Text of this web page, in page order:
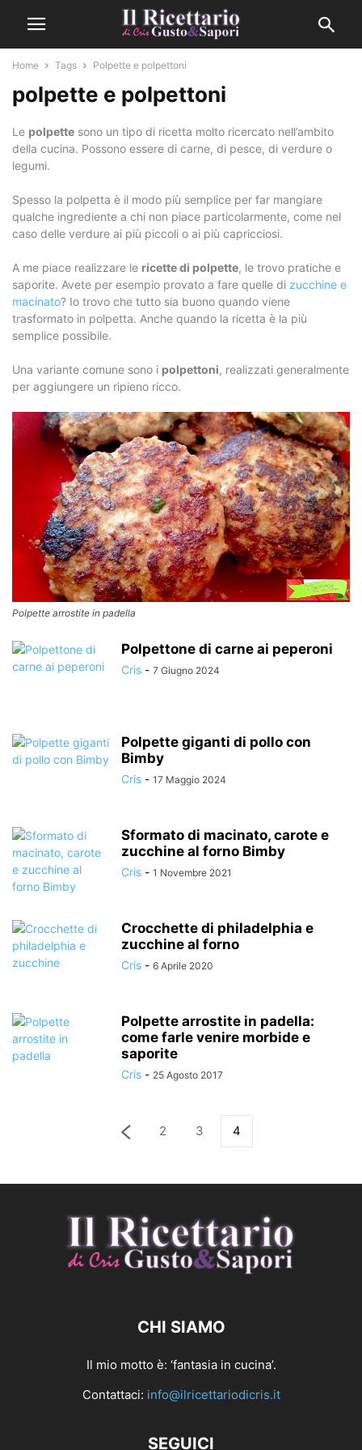
Home Tags Polpette e polpettoni
polpette e polpettoni
Le polpette sono un tipo di ricetta molto ricercato nell’ambito
della cucina. Possono essere di carne, di pesce, di verdure o
legumi.
Spesso la polpetta è il modo più semplice per far mangiare
qualche ingrediente a chi non piace particolarmente, come nel
caso delle verdure ai più piccoli o ai più capricciosi.
A me piace realizzare le ricette di polpette, le trovo pratiche e
saporite. Avete per esempio provato a fare quelle di zucchine e
macinato? Io trovo che tutto sia buono quando viene
trasformato in polpetta. Anche quando la ricetta è la più
semplice possibile.
Una variante comune sono i polpettoni, realizzati generalmente
per aggiungere un ripieno ricco.
Polpette arrostite in padella
Polpettone di carne ai peperoni
Cris - 7 Giugno 2024
Polpette giganti di pollo con
Bimby
Cris - 17 Maggio 2024
Sformato di macinato, carote e
zucchine al forno Bimby
Cris - 1 Novembre 2021
Crocchette di philadelphia e
zucchine al forno
Cris - 6 Aprile 2020
Polpette arrostite in padella:
come farle venire morbide e
saporite
Cris - 25 Agosto 2017
2 3 4
CHI SIAMO
Il mio motto è: ‘fantasia in cucina’.
Contattaci: info@ilricettariodicris.it
SEGUICI